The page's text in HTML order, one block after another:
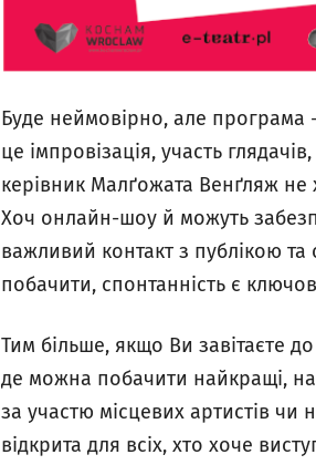
Буде неймовірно, але програма
це імпровізація, участь
керівник Малґожата Венґляж не
Хоч онлайн-шоу й можуть
важливий контакт з публікою
побачити, спонтанність є
Тим більше, якщо Ви завітаєте
де можна побачити найкращі,
за участю місцевих артистів чи
відкрита для всіх, хто хоче